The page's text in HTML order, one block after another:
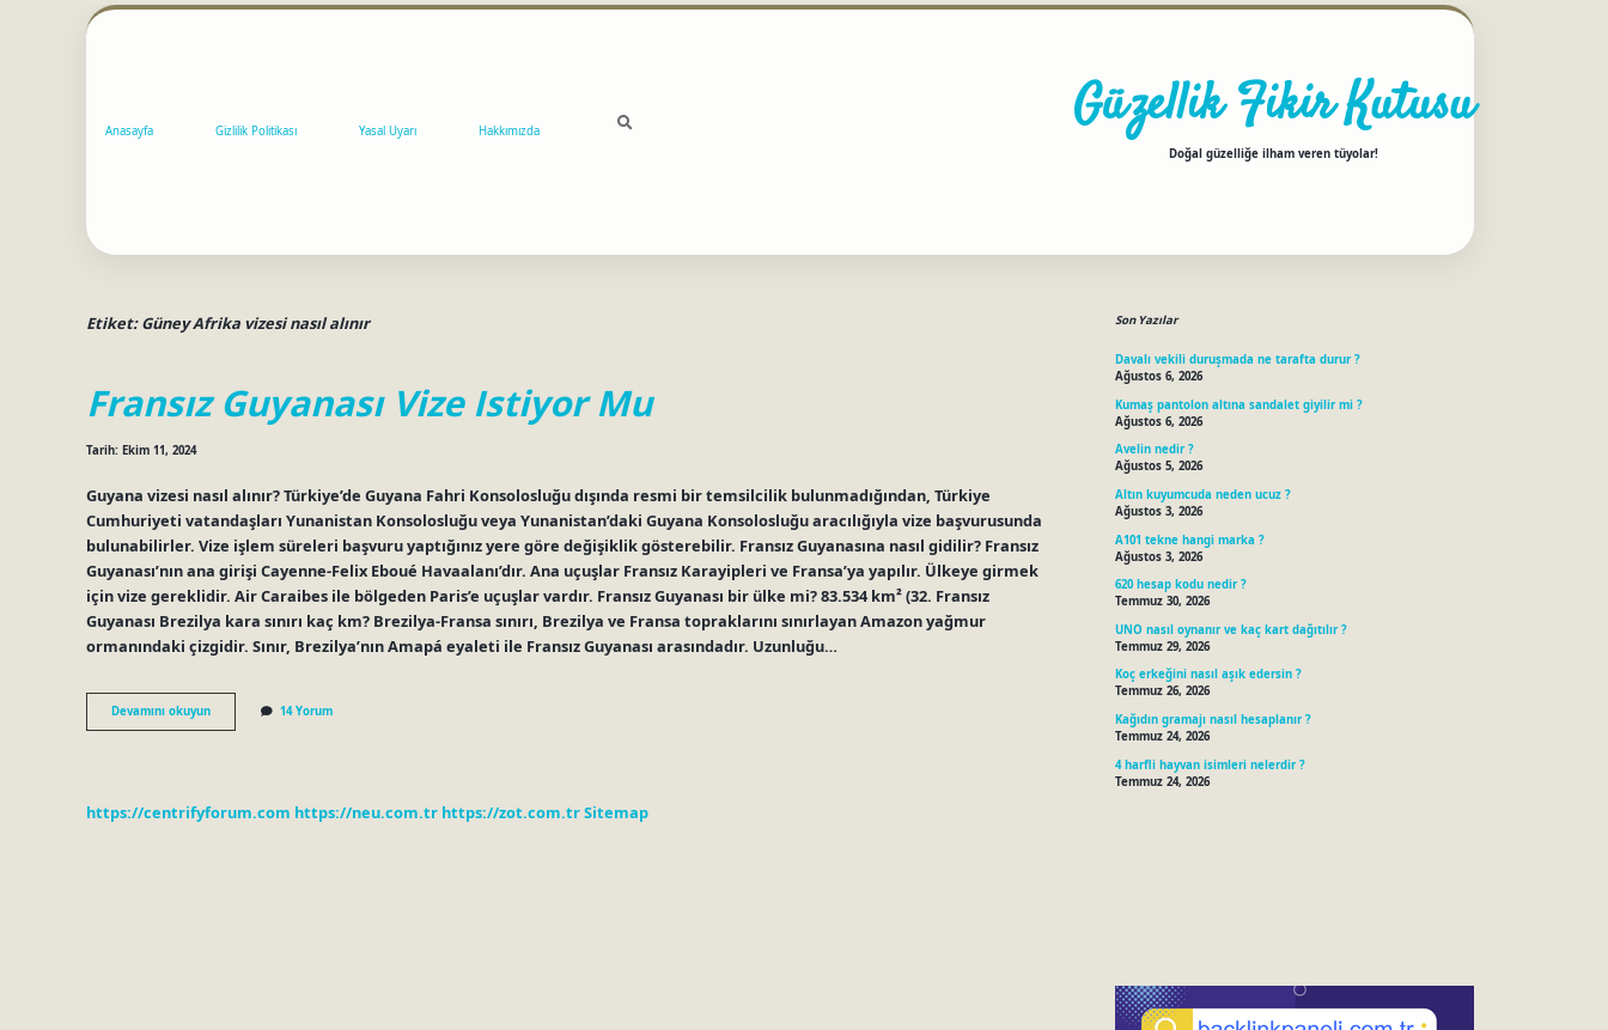
Anasayfa Gizlilik Politikası Yasal Uyarı Hakkımızda Güzellik Fikir Kutusu
Doğal güzelliğe ilham veren tüyolar!
Etiket:Güney Afrika vizesi nasıl alınır
Fransız Guyanası Vize Istiyor Mu
Tarih: Ekim 11, 2024
Guyana vizesi nasıl alınır? Türkiye’de Guyana Fahri Konsolosluğu dışında resmi bir temsilcilik bulunmadığından, Türkiye
Cumhuriyeti vatandaşları Yunanistan Konsolosluğu veya Yunanistan’daki Guyana Konsolosluğu aracılığıyla vize başvurusunda
bulunabilirler. Vize işlem süreleri başvuru yaptığınız yere göre değişiklik gösterebilir. Fransız Guyanasına nasıl gidilir? Fransız
Guyanası’nın ana girişi Cayenne-Felix Eboué Havaalanı’dır. Ana uçuşlar Fransız Karayipleri ve Fransa’ya yapılır. Ülkeye girmek
için vize gereklidir. Air Caraibes ile bölgeden Paris’e uçuşlar vardır. Fransız Guyanası bir ülke mi? 83.534 km² (32. Fransız
Guyanası Brezilya kara sınırı kaç km? Brezilya-Fransa sınırı, Brezilya ve Fransa topraklarını sınırlayan Amazon yağmur
ormanındaki çizgidir. Sınır, Brezilya’nın Amapá eyaleti ile Fransız Guyanası arasındadır. Uzunluğu…
Devamını okuyunFransız
Guyanası
14 Yorum
https://centrifyforum.com https://neu.com.tr https://zot.com.trSitemap
Son Yazılar
Davalı vekili duruşmada ne tarafta durur ?
Ağustos 6, 2026
Kumaş pantolon altına sandalet giyilir mi ?
Ağustos 6, 2026
Avelin nedir ?
Ağustos 5, 2026
Altın kuyumcuda neden ucuz ?
Ağustos 3, 2026
A101 tekne hangi marka ?
Ağustos 3, 2026
620 hesap kodu nedir ?
Temmuz 30, 2026
UNO nasıl oynanır ve kaç kart dağıtılır ?
Temmuz 29, 2026
Koç erkeğini nasıl aşık edersin ?
Temmuz 26, 2026
Kağıdın gramajı nasıl hesaplanır ?
Temmuz 24, 2026
4 harfli hayvan isimleri nelerdir ?
Temmuz 24, 2026